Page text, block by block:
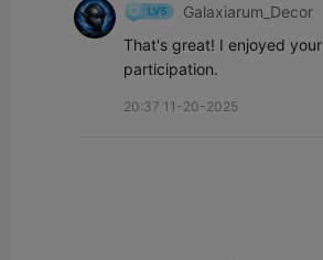
Galaxiarum_Decor
That's great! I enjoyed your
participation.
20:37 11-20-2025